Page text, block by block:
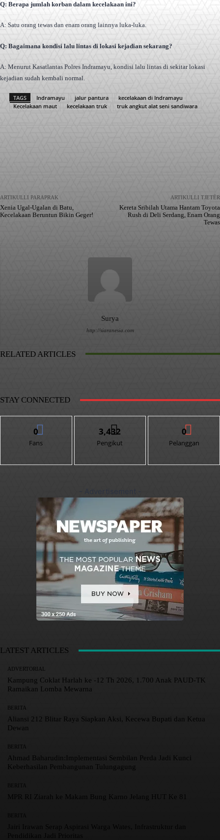
Q: Berapa jumlah korban dalam kecelakaan ini?
A: Satu orang tewas dan enam orang lainnya luka-luka.
Q: Bagaimana kondisi lalu lintas di lokasi kejadian sekarang?
A: Menurut Kasatlantas Polres Indramayu, kondisi lalu lintas di sekitar lokasi
kejadian sudah kembali normal.
TAGS Indramayu jalur pantura
kecelakaan di Indramayu
Kecelakaan maut
kecelakaan truk truk angkut alat seni sandiwara
ARTIKULLI PARAPRAK
Xenia Ugal-Ugalan di Batu,
Kecelakaan Beruntun Bikin Geger!
ARTIKULLI TJETËR
Kereta Sribilah Utama Hantam Toyota
Rush di Deli Serdang, Enam Orang
Tewas
Surya
http://siaranesia.com
RELATED ARTICLES
STAY CONNECTED
0
Fans
3,432
Pengikut
0
Pelanggan
LATEST ARTICLES
ADVERTORIAL
Kampung Coklat Harlah ke -12 Th 2026, 1.700 Anak PAUD-TK
Ramaikan Lomba Mewarna
BERITA
Aliansi 212 Blitar Raya Siapkan Aksi, Kecewa Bupati dan Ketua
Dewan
BERITA
Ahmad Baharudin:Implementasi Sembilan Perda Jadi Kunci
Keberhasilan Pembangunan Tulungagung
BERITA
MPR RI Ziarah ke Makam Bung Karno Jelang HUT Ke 81